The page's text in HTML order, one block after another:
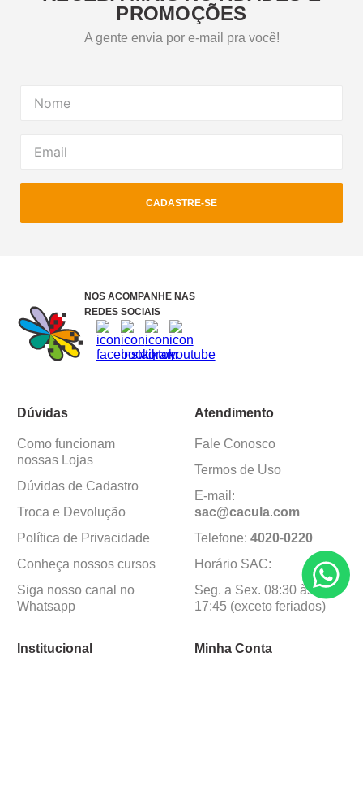
PROMOÇÕES
A gente envia por e-mail pra você!
CADASTRE-SE
NOS ACOMPANHE NAS
REDES SOCIAIS
Dúvidas
Como funcionam
nossas Lojas
Dúvidas de Cadastro
Troca e Devolução
Política de Privacidade
Conheça nossos cursos
Siga nosso canal no
Whatsapp
Atendimento
Fale Conosco
Termos de Uso
E-mail:
sac@cacula.com
Telefone: 4020-0220
Horário SAC:
Seg. a Sex. 08:30 às
17:45 (exceto feriados)
Institucional Minha Conta